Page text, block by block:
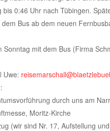
bis 0:46 Uhr nach Tübingen.
Bus ab dem neuen
Sonntag mit dem Bus (Firma
Uwe:
durch uns am
Moritz-Kirche
(wir sind Nr. 17, Aufstellung